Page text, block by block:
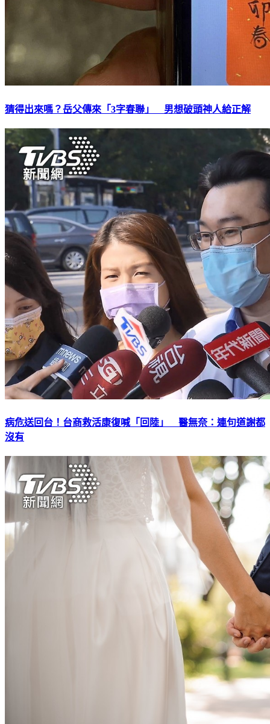
猜得出來嗎？岳父傳來「3字春聯」 男想破頭神人給正解
病危送回台！台商救活康復喊「回陸」 醫無奈：連句道謝都
沒有